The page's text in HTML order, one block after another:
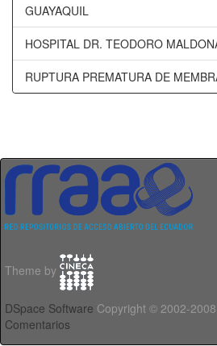
GUAYAQUIL
HOSPITAL DR. TEODORO
RUPTURA PREMATURA DE
Theme by
DSpace Software Copyright © 2002-2008
Comentarios